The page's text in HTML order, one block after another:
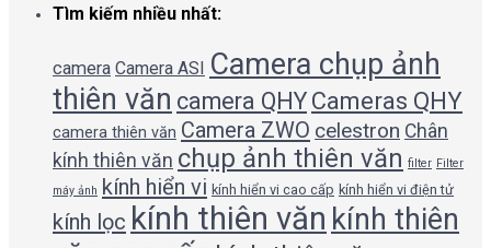
Tìm kiếm nhiều nhất:
camera Camera ASI Camera chụp ảnh
thiên văn camera QHY Cameras QHY
camera thiên văn Camera ZWO celestron Chân
kính thiên văn chụp ảnh thiên văn filter Filter
máy ảnh kính hiển vi kính hiển vi cao cấp kính hiển vi điện tử
kính lọc kính thiên văn kính thiên